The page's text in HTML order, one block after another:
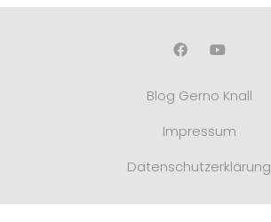
Blog Gerno Knall
Impressum
Datenschutzerklärung